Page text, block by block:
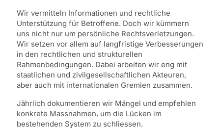
Wir vermitteln Informationen und rechtliche
Unterstützung für Betroffene. Doch wir kümmern
uns nicht nur um persönliche Rechtsverletzungen.
Wir setzen vor allem auf langfristige Verbesserungen
in den rechtlichen und strukturellen
Rahmenbedingungen. Dabei arbeiten wir eng mit
staatlichen und zivilgesellschaftlichen Akteuren,
aber auch mit internationalen Gremien zusammen.
Jährlich dokumentieren wir Mängel und empfehlen
konkrete Massnahmen, um die Lücken im
bestehenden System zu schliessen.